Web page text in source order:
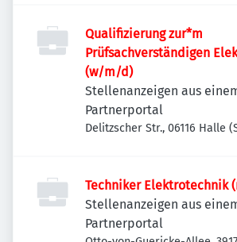
Qualifizierung zur*m
Prüfsachverständigen
(w/m/d)
Stellenanzeigen aus
Partnerportal
Delitzscher Str., 06116 Halle
Techniker Elektrotechnik
Stellenanzeigen aus
Partnerportal